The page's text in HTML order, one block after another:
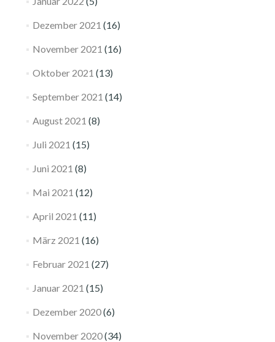
Dezember 2021 (16)
November 2021 (16)
Oktober 2021 (13)
September 2021 (14)
August 2021 (8)
Juli 2021 (15)
Juni 2021 (8)
Mai 2021 (12)
April 2021 (11)
März 2021 (16)
Februar 2021 (27)
Januar 2021 (15)
Dezember 2020(6)
November 2020(34)